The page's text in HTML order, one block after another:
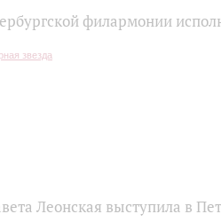
филармонии
Леонская выступила в